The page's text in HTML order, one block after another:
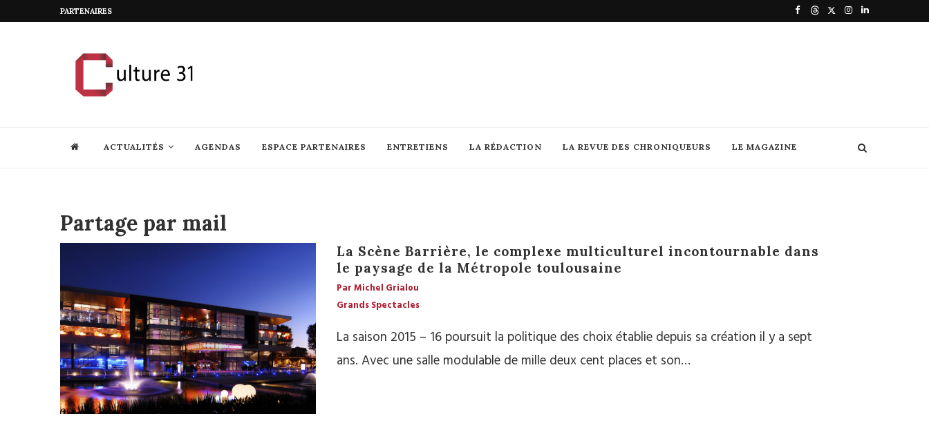
PARTENAIRES
ACTUALITÉS AGENDAS ESPACE PARTENAIRES ENTRETIENS LA RÉDACTION LA REVUE DES CHRONIQUEURS LE MAGAZINE
Partage par mail
La Scène Barrière, le complexe multiculturel incontournable dans
le paysage de la Métropole toulousaine
Par Michel Grialou
Grands Spectacles
La saison 2015 – 16 poursuit la politique des choix établie depuis sa création il y a sept
ans. Avec une salle modulable de mille deux cent places et son…